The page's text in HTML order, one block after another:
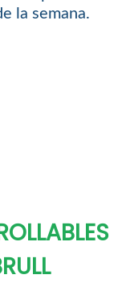
la semana.